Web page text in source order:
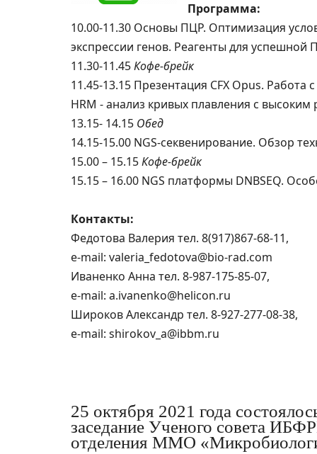
Программа:
10.00-11.30 Основы ПЦР. Оптимизация
экспрессии генов. Реагенты для успешной
11.30-11.45Кофе-брейк
11.45-13.15 Презентация CFX Opus. Работа
HRM - анализ кривых плавления с
13.15- 14.15 Обед
14.15-15.00 NGS-секвенирование. Обзор
15.00 – 15.15Кофе-брейк
15.15 – 16.00 NGS платформы DNBSEQ.
Контакты:
Федотова Валерия тел. 8(917)867-68-11,
e-mail: valeria_fedotova@bio-rad.com
Иваненко Анна тел. 8-987-175-85-07,
e-mail: a.ivanenko@helicon.ru
Широков Александр тел. 8-927-277-08-38,
e-mail: shirokov_a@ibbm.ru
25 октября 2021 года
заседание Ученого совета
отделения ММО